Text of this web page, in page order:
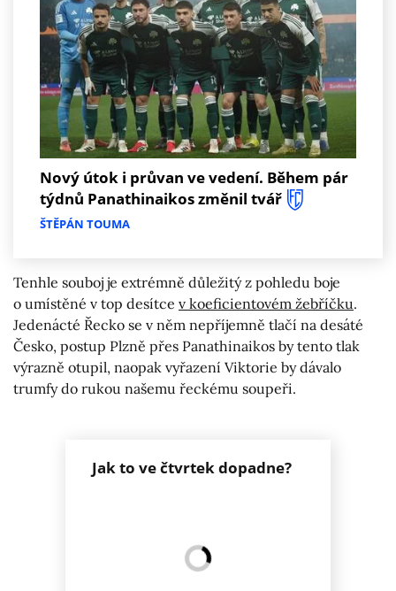
Nový útok i průvan ve vedení. Během pár
týdnů Panathinaikos změnil tvář
ŠTĚPÁN TOUMA
Tenhle souboj je extrémně důležitý z pohledu boje
o umístěné v top desítce v koeficientovém žebříčku.
Jedenácté Řecko se v něm nepříjemně tlačí na desáté
Česko, postup Plzně přes Panathinaikos by tento tlak
výrazně otupil, naopak vyřazení Viktorie by dávalo
trumfy do rukou našemu řeckému soupeři.
Jak to ve čtvrtek dopadne?